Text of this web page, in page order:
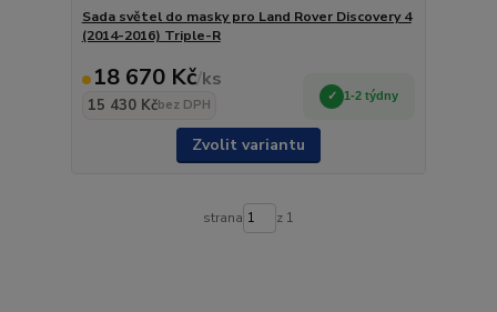
Sada světel do masky pro Land Rover Discovery 4
(2014-2016) Triple-R
18 670 Kč/ks
15 430 Kčbez DPH
1-2 týdny
Zvolit variantu
strana z 1